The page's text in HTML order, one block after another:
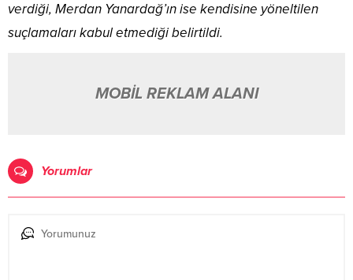
verdiği, Merdan Yanardağ’ın ise kendisine yöneltilen
suçlamaları kabul etmediği belirtildi.
MOBİL REKLAM ALANI
Yorumlar